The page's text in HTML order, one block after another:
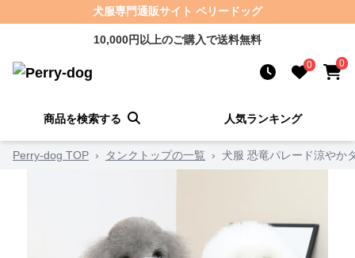
犬服専門通販サイト ペリードッグ
10,000円以上のご購入で送料無料
0 0
商品を検索する 人気ランキング
Perry-dog TOP › タンクトップの一覧 › 犬服 恐竜パレード涼やか